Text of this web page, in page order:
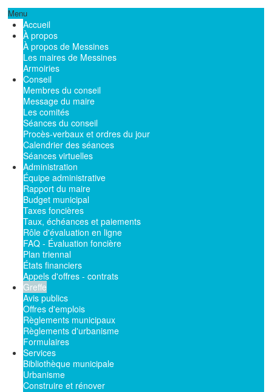
Menu
Accueil
À propos
À propos de Messines
Les maires de Messines
Armoiries
Conseil
Membres du conseil
Message du maire
Les comités
Séances du conseil
Procès-verbaux et ordres du jour
Calendrier des séances
Séances virtuelles
Administration
Équipe administrative
Rapport du maire
Budget municipal
Taxes foncières
Taux, échéances et paiements
Rôle d'évaluation en ligne
FAQ - Évaluation foncière
Plan triennal
États financiers
Appels d'offres - contrats
Greffe
Avis publics
Offres d'emplois
Règlements municipaux
Règlements d'urbanisme
Formulaires
Services
Bibliothèque municipale
Urbanisme
Construire et rénover